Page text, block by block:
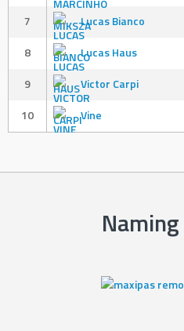
7
Lucas Bianco
8
Lucas Haus
9
Victor Carpi
10
Vine